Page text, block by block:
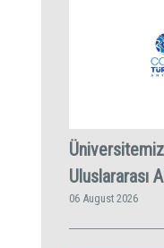
Uluslararası
06 August 2026